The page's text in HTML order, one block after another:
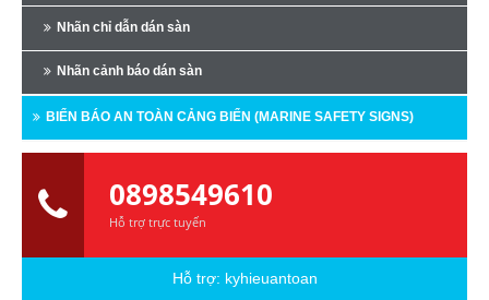
Nhãn chỉ dẫn dán sàn
Nhãn cảnh báo dán sàn
BIỂN BÁO AN TOÀN CẢNG BIỂN (MARINE SAFETY SIGNS)
0898549610
Hỗ trợ trực tuyến
Hỗ trợ: kyhieuantoan